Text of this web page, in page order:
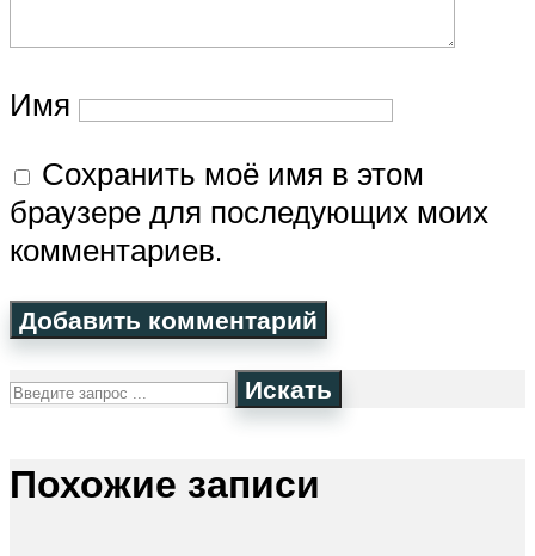
Имя
Сохранить моё имя в этом
браузере для последующих моих
комментариев.
Искать
Похожие записи